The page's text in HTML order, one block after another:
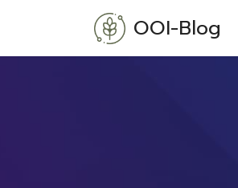
content
OOI-Blog